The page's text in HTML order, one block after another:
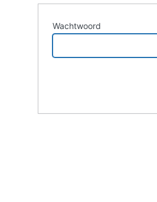
Wachtwoord